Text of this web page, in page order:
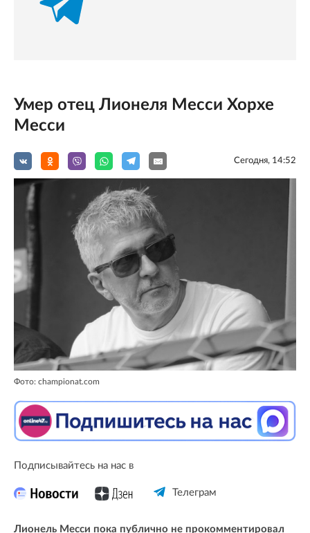
Умер отец Лионеля Месси Хорхе
Месси
Сегодня, 14:52
Фото: championat.com
Подписывайтесь на нас в
Телеграм
Лионель Месси пока публично не прокомментировал